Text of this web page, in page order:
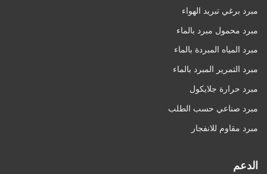
مبرد برغي تبريد الهواء
مبرد محمول مبرد بالماء
مبرد المياه المبردة بالماء
مبرد التمرير المبرد بالماء
مبرد حرارة جلايكول
مبرد صناعي حسب الطلب
مبرد مقاوم للانفجار
الدعم